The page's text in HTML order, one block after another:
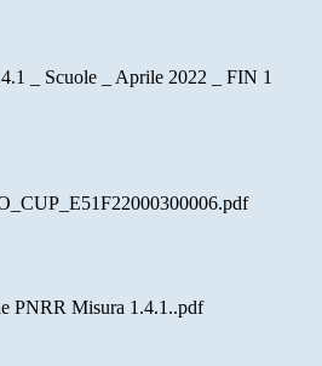
_ Scuole _ Aprile 2022 _ FIN 1
PNRR Misura 1.4.1..pdf